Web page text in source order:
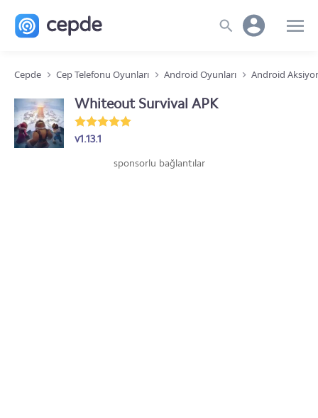
Cepde Cep Telefonu Oyunları Android Oyunları Android
Whiteout Survival APK
v1.13.1
sponsorlu bağlantılar